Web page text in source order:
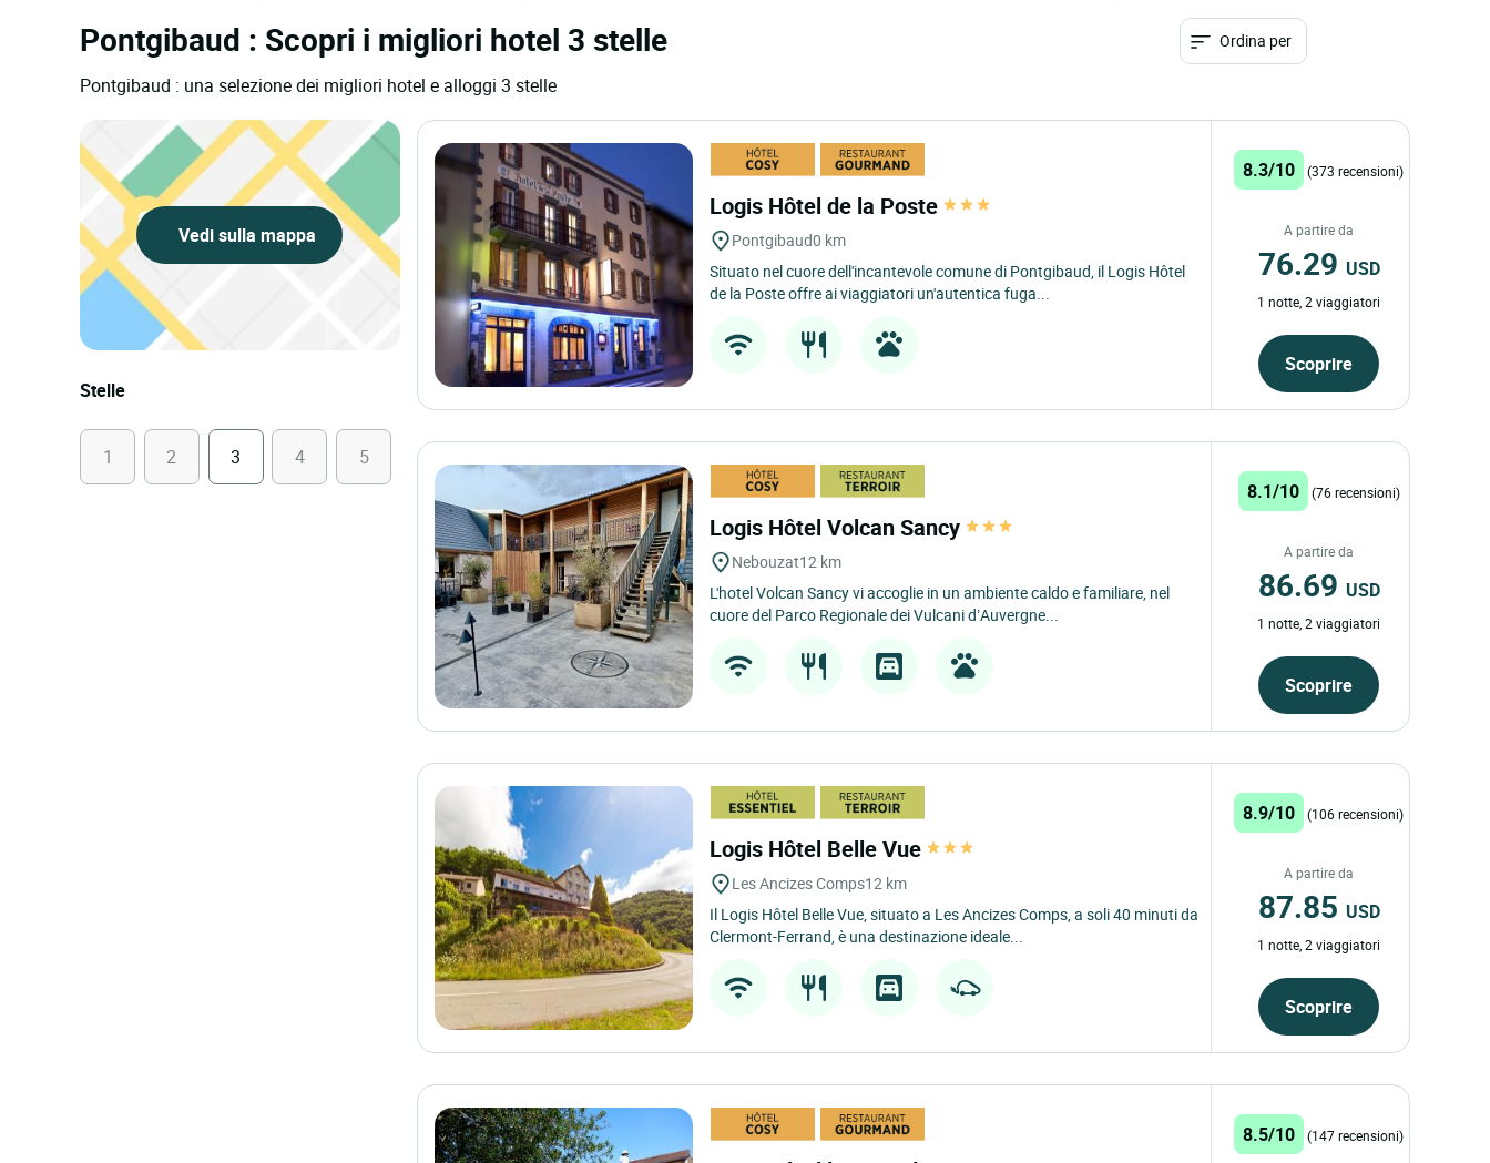
Pontgibaud : Scopri i migliori hotel 3 stelle
Pontgibaud : una selezione dei migliori hotel e alloggi 3 stelle
Ordina per
Vedi sulla mappa
Stelle
1 2 3 4 5
Logis Hôtel de la Poste
Pontgibaud0 km
Situato nel cuore dell'incantevole comune di Pontgibaud, il Logis Hôtel
de la Poste offre ai viaggiatori un'autentica fuga...
8.3/10 (373 recensioni)
A partire da
76.29 USD
1 notte, 2 viaggiatori
Scoprire
Logis Hôtel Volcan Sancy
Nebouzat12 km
L'hotel Volcan Sancy vi accoglie in un ambiente caldo e familiare, nel
cuore del Parco Regionale dei Vulcani d’Auvergne...
8.1/10 (76 recensioni)
A partire da
86.69 USD
1 notte, 2 viaggiatori
Scoprire
Logis Hôtel Belle Vue
Les Ancizes Comps12 km
Il Logis Hôtel Belle Vue, situato a Les Ancizes Comps, a soli 40 minuti da
Clermont-Ferrand, è una destinazione ideale...
8.9/10 (106 recensioni)
A partire da
87.85 USD
1 notte, 2 viaggiatori
Scoprire
8.5/10 (147 recensioni)